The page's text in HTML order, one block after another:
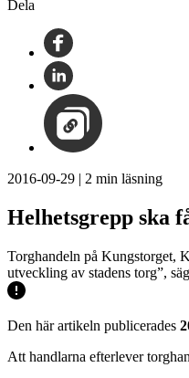
Dela
2016-09-29 | 2 min läsning
Helhetsgrepp ska
Torghandeln på Kungstorget,
utveckling av stadens torg”,
Den här artikeln publicerades
Att handlarna efterlever